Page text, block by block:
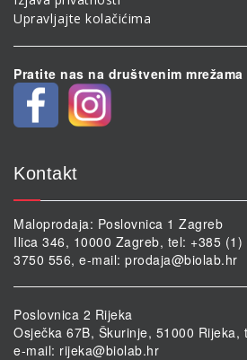
Upravljajte kolačićima
Pratite nas na društvenim mrežama
Kontakt
Maloprodaja: Poslovnica 1 Zagreb
Ilica 346, 10000 Zagreb, tel: +385
3750 556, e-mail: prodaja@biolab.hr
Poslovnica 2 Rijeka
Osječka 67B, Škurinje, 51000
e-mail: rijeka@biolab.hr